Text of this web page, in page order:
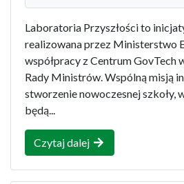
Laboratoria Przyszłości to
realizowana przez Ministerstwo
współpracy z Centrum GovTech
Rady Ministrów. Wspólną misją
stworzenie nowoczesnej szkoły,
będą...
Czytaj dalej